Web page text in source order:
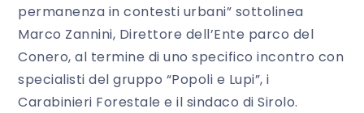
permanenza in contesti urbani” sottolinea
Marco Zannini, Direttore dell’Ente parco del
Conero, al termine di uno specifico incontro con
specialisti del gruppo “Popoli e Lupi”, i
Carabinieri Forestale e il sindaco di Sirolo.